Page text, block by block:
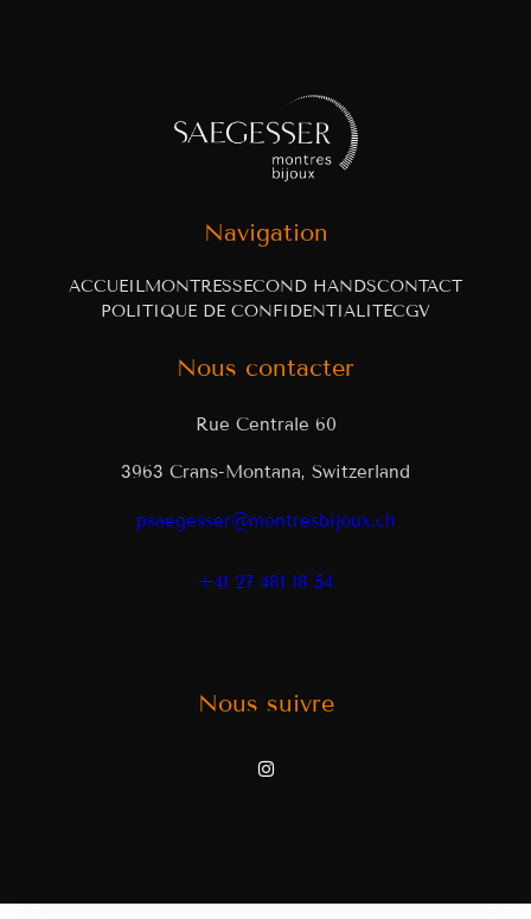
Navigation
ACCUEILMONTRESSECOND HANDSCONTACT
POLITIQUE DE CONFIDENTIALITÉCGV
Nous contacter
Rue Centrale 60
3963 Crans-Montana, Switzerland
psaegesser@montresbijoux.ch
+41 27 481 18 54
Nous suivre